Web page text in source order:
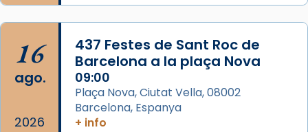
16
ago.
2026
437 Festes de Sant Roc de
Barcelona a la plaça Nova
09:00
Plaça Nova, Ciutat Vella, 08002
Barcelona, Espanya
+ info